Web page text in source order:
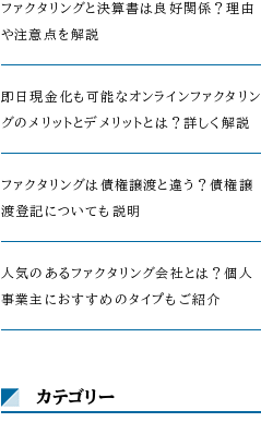
ファクタリングと決算書は良好関係？理由
や注意点を解説
即日現金化も可能なオンラインファクタリン
グのメリットとデメリットとは？詳しく解説
ファクタリングは債権譲渡と違う？債権譲
渡登記についても説明
人気のあるファクタリング会社とは？個人
事業主におすすめのタイプもご紹介
カテゴリー